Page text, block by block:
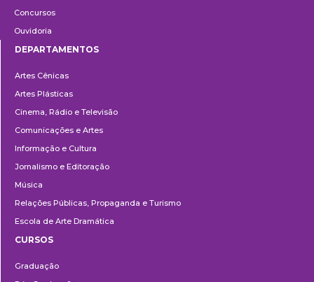
Concursos
Ouvidoria
DEPARTAMENTOS
Artes Cênicas
Artes Plásticas
Cinema, Rádio e Televisão
Comunicações e Artes
Informação e Cultura
Jornalismo e Editoração
Música
Relações Públicas, Propaganda e Turismo
Escola de Arte Dramática
CURSOS
Graduação